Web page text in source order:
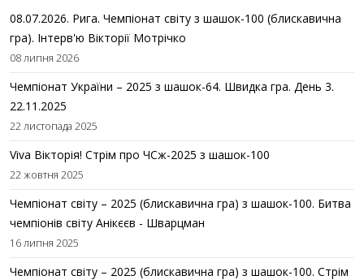
08.07.2026. Рига. Чемпіонат світу з шашок-100 (блискавична
гра). Інтерв'ю Вікторії Мотрічко
08 липня 2026
Чемпіонат України – 2025 з шашок-64. Швидка гра. День 3.
22.11.2025
22 листопада 2025
Viva Вікторія! Стрім про ЧСж-2025 з шашок-100
22 жовтня 2025
Чемпіонат світу – 2025 (блискавична гра) з шашок-100. Битва
чемпіонів світу Анікєєв - Шварцман
16 липня 2025
Чемпіонат світу – 2025 (блискавична гра) з шашок-100. Стрім